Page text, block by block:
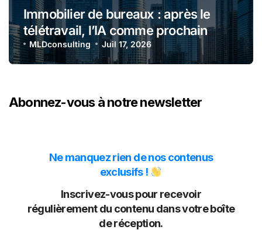
Immobilier de bureaux : après le
télétravail, l’IA comme prochain
choc locatif
MLDconsulting Juil 17, 2026
Abonnez-vous à notre newsletter
Ne manquez rien de nos contenus
exclusifs !
Inscrivez-vous pour recevoir
régulièrement du contenu dans votre boîte
de réception.